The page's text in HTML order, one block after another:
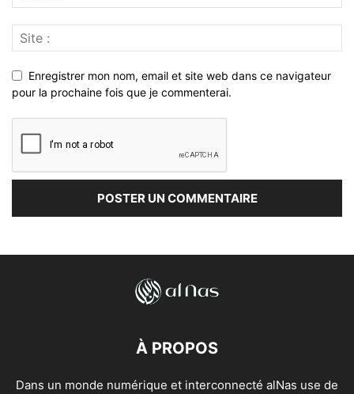
Enregistrer mon nom, email et site web dans ce navigateur
pour la prochaine fois que je commenterai.
À PROPOS
Dans un monde numérique et interconnecté alNas use de